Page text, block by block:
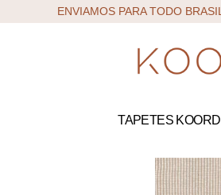
ENVIAMOS PARA TODO BRASIL
TAPETES KOORD